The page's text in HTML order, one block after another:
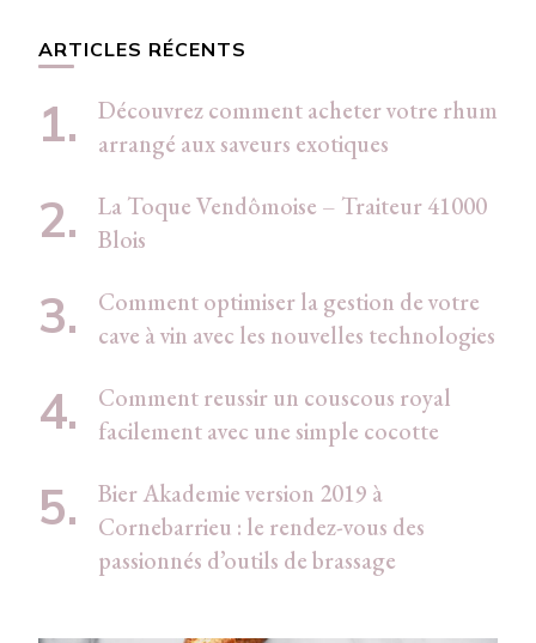
ARTICLES RÉCENTS
Découvrez comment acheter votre rhum
arrangé aux saveurs exotiques
La Toque Vendômoise – Traiteur 41000
Blois
Comment optimiser la gestion de votre
cave à vin avec les nouvelles technologies
Comment reussir un couscous royal
facilement avec une simple cocotte
Bier Akademie version 2019 à
Cornebarrieu : le rendez-vous des
passionnés d’outils de brassage